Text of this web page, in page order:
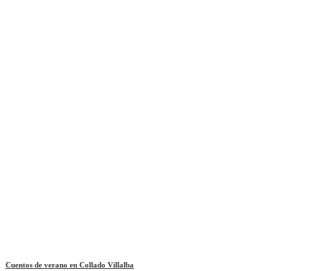
Cuentos de verano en Collado Villalba